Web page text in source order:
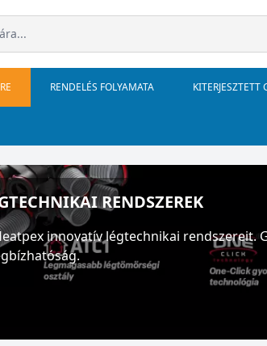
RENDELÉS FOLYAMATA KITERJESZTETT
RENDSZEREK
innovatív légtechnikai rendszereit.